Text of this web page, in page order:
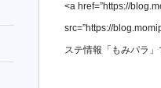
<a href=”https://
src=”https://
ステ情報「もみパラ